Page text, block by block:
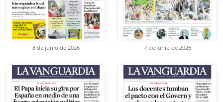
8 de junio de 2026 7 de junio de 2026